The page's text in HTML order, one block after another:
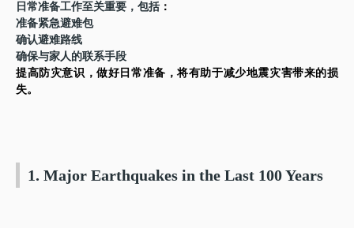
日常准备工作至关重要，包括：
准备紧急避难包
确认避难路线
确保与家人的联系手段
提高防灾意识，做好日常准备，将有助于减少地震灾害带来的损
失。
1. Major Earthquakes in the Last 100 Years